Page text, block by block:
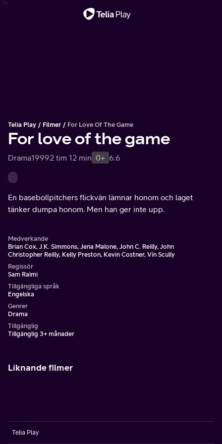
Telia Play Filmer For Love Of The Game
For love of the game
Drama19992 tim 12 min 0+ 6.6
En basebollpitchers flickvän lämnar honom och laget
tänker dumpa honom. Men han ger inte upp.
Medverkande
Brian Cox, J.K. Simmons, Jena Malone, John C. Reilly, John
Christopher Reilly, Kelly Preston, Kevin Costner, Vin Scully
Regissör
Sam Raimi
Tillgängliga språk
Engelska
Genrer
Drama
Tillgänglig
Tillgänglig 3+ månader
Liknande filmer
Telia Play